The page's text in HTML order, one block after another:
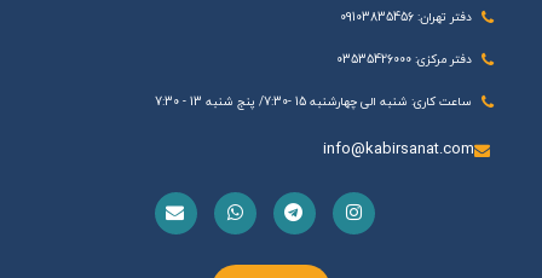
دفتر تهران: 09103835456
دفتر مرکزی: 03535426000
ساعت کاری: شنبه الی چهارشنبه 15 -7:30/ پنج شنبه 13 - 7:30
info@kabirsanat.com